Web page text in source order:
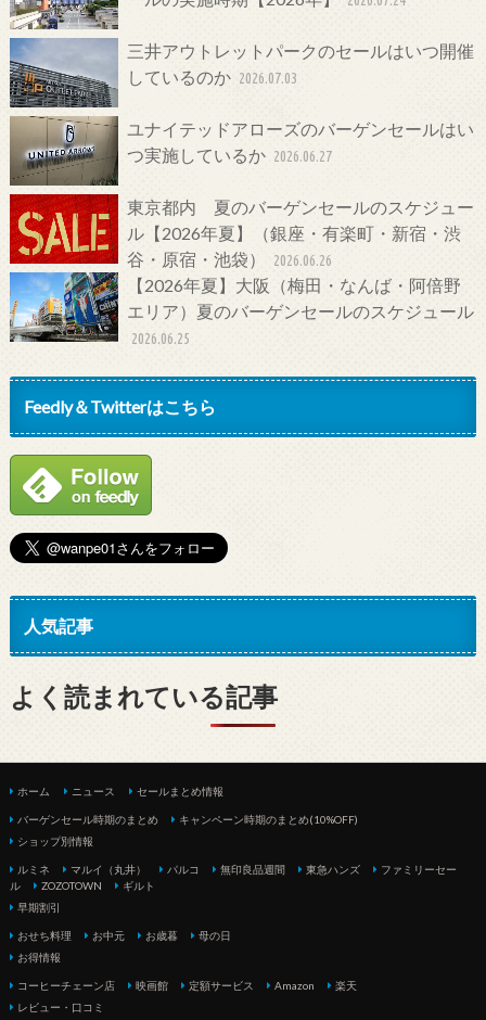
三井アウトレットパークのセールはいつ開催
しているのか 2026.07.03
ユナイテッドアローズのバーゲンセールはい
つ実施しているか 2026.06.27
東京都内 夏のバーゲンセールのスケジュー
ル【2026年夏】（銀座・有楽町・新宿・渋
谷・原宿・池袋）
2026.06.26
【2026年夏】大阪（梅田・なんば・阿倍野
エリア）夏のバーゲンセールのスケジュール
2026.06.25
Feedly＆Twitterはこちら
人気記事
よく読まれている記事
ホーム ニュース セールまとめ情報
バーゲンセール時期のまとめ
キャンペーン時期のまとめ(10%OFF)
ショップ別情報
ルミネ マルイ（丸井） パルコ 無印良品週間 東急ハンズ
ファミリーセー
ル
ZOZOTOWN
ギルト
早期割引
おせち料理 お中元 お歳暮
母の日
お得情報
コーヒーチェーン店 映画館 定額サービス Amazon
楽天
レビュー・口コミ